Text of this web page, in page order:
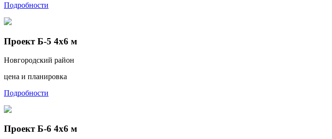
Подробности
Проект Б-5 4х6 м
Новгородский район
цена и планировка
Подробности
Проект Б-6 4х6 м